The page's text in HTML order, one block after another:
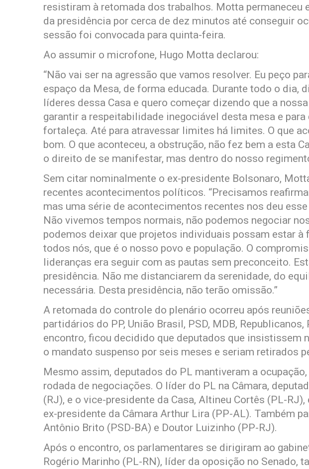
resistiram à retomada dos trabalhos. Motta permaneceu
da presidência por cerca de dez minutos até conseguir
sessão foi convocada para quinta-feira.
Ao assumir o microfone, Hugo Motta declarou:
“Não vai ser na agressão que vamos resolver. Eu peço
espaço da Mesa, de forma educada. Durante todo o dia,
líderes dessa Casa e quero começar dizendo que a
garantir a respeitabilidade inegociável desta mesa e para
fortaleça. Até para atravessar limites há limites. O que
bom. O que aconteceu, a obstrução, não fez bem a esta
o direito de se manifestar, mas dentro do nosso
Sem citar nominalmente o ex-presidente Bolsonaro,
recentes acontecimentos políticos. “Precisamos
mas uma série de acontecimentos recentes nos deu
Não vivemos tempos normais, não podemos negociar
podemos deixar que projetos individuais possam estar à
todos nós, que é o nosso povo e população. O
lideranças era seguir com as pautas sem preconceito.
presidência. Não me distanciarem da serenidade, do
necessária. Desta presidência, não terão omissão.”
A retomada do controle do plenário ocorreu após
partidários do PP, União Brasil, PSD, MDB, Republicanos,
encontro, ficou decidido que deputados que insistissem
o mandato suspenso por seis meses e seriam retirados
Mesmo assim, deputados do PL mantiveram a
rodada de negociações. O líder do PL na Câmara,
(RJ), e o vice-presidente da Casa, Altineu Cortês (PL-
ex-presidente da Câmara Arthur Lira (PP-AL). Também
Antônio Brito (PSD-BA) e Doutor Luizinho (PP-RJ).
Após o encontro, os parlamentares se dirigiram ao
Rogério Marinho (PL-RN), líder da oposição no Senado,